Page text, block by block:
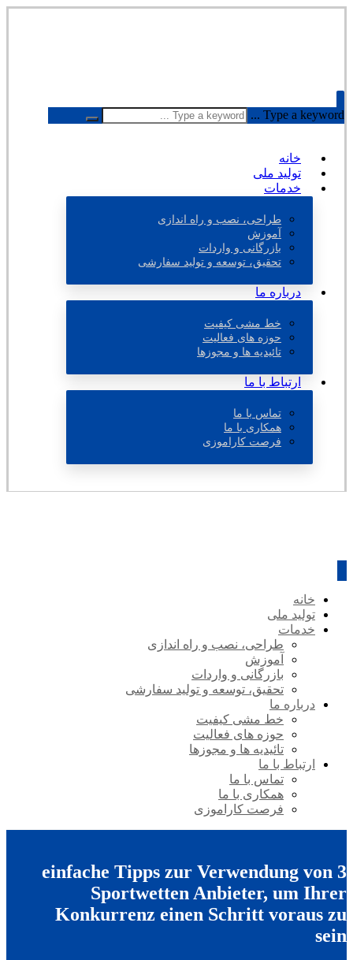
Type a keyword ...
خانه
تولید ملی
خدمات
طراحی، نصب و راه اندازی
آموزش
بازرگانی و واردات
تحقیق، توسعه و تولید سفارشی
درباره ما
خط مشی کیفیت
حوزه های فعالیت
تائیدیه ها و مجوزها
ارتباط با ما
تماس با ما
همکاری با ما
فرصت کاراموزی
خانه
تولید ملی
خدمات
طراحی، نصب و راه اندازی
آموزش
بازرگانی و واردات
تحقیق، توسعه و تولید سفارشی
درباره ما
خط مشی کیفیت
حوزه های فعالیت
تائیدیه ها و مجوزها
ارتباط با ما
تماس با ما
همکاری با ما
فرصت کاراموزی
3 einfache Tipps zur Verwendung von
Sportwetten Anbieter, um Ihrer
Konkurrenz einen Schritt voraus zu
sein